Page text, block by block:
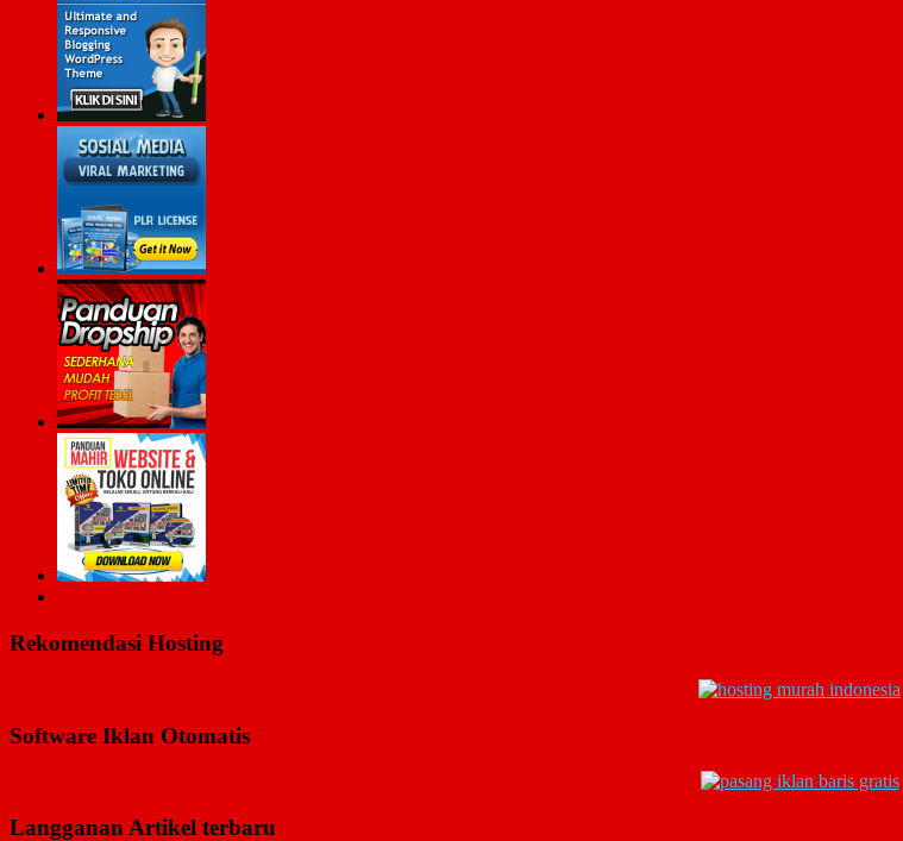
Rekomendasi Hosting
Software Iklan Otomatis
Langganan Artikel terbaru